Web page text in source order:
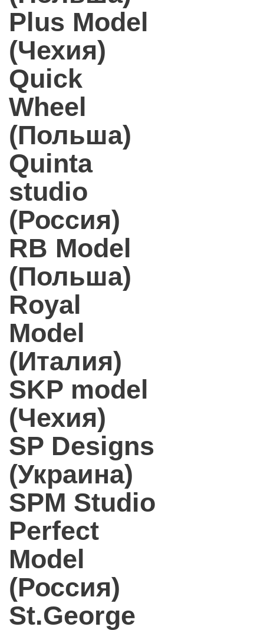
Plus Model
(Чехия)
Quick
Wheel
(Польша)
Quinta
studio
(Россия)
RB Model
(Польша)
Royal
Model
(Италия)
SKP model
(Чехия)
SP Designs
(Украина)
SPM Studio
Perfect
Model
(Россия)
St.George